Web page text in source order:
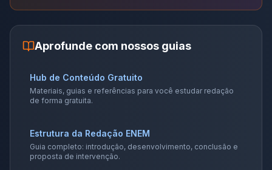
Aprofunde com nossos guias
Hub de Conteúdo Gratuito
Materiais, guias e referências para você estudar redação
de forma gratuita.
Estrutura da Redação ENEM
Guia completo: introdução, desenvolvimento, conclusão e
proposta de intervenção.